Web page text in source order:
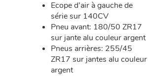
Ecope d’air à gauche de
série sur 140CV
Pneu avant: 180/50 ZR17
sur jante alu couleur argent
Pneus arrières: 255/45
ZR17 sur jantes alu couleur
argent